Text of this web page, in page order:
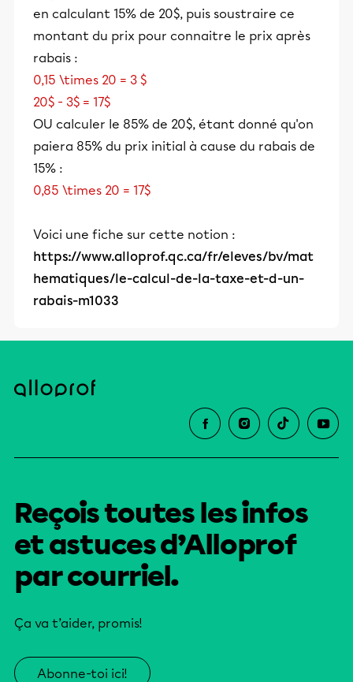
en calculant 15% de 20$, puis soustraire ce
montant du prix pour connaitre le prix après
rabais :
0,15 \times 20 = 3 $
20$ - 3$ = 17$
OU calculer le 85% de 20$, étant donné qu'on
paiera 85% du prix initial à cause du rabais de
15% :
0,85 \times 20 = 17$
Voici une fiche sur cette notion :
https://www.alloprof.qc.ca/fr/eleves/bv/mat
hematiques/le-calcul-de-la-taxe-et-d-un-
rabais-m1033
Reçois toutes les infos
et astuces d’Alloprof
par courriel.
Ça va t’aider, promis!
Abonne-toi ici!